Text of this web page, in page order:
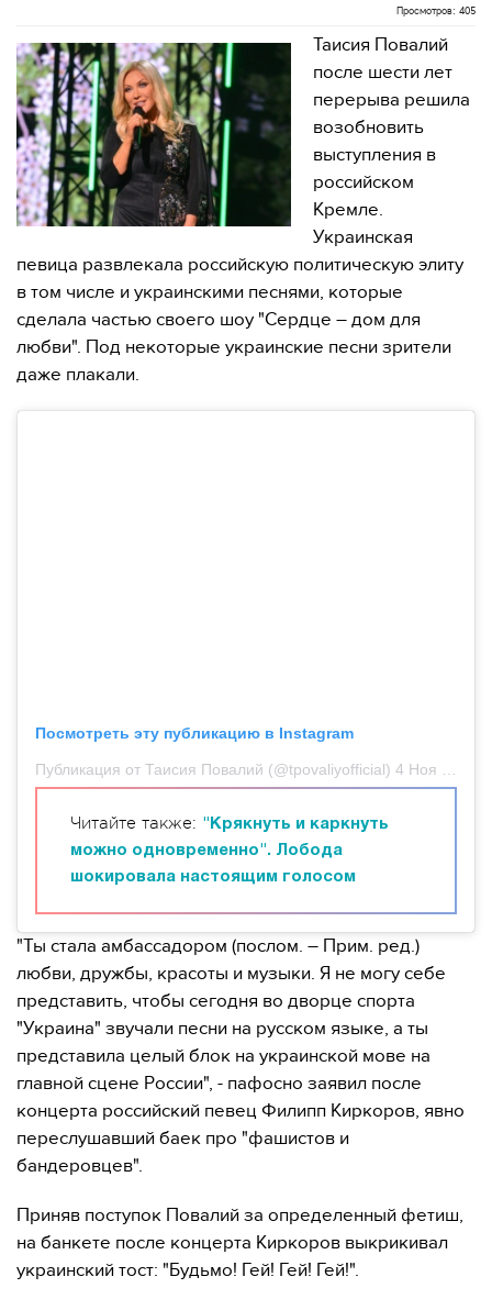
Просмотров: 405
Таисия Повалий
после шести лет
перерыва решила
возобновить
выступления в
российском
Кремле.
Украинская
певица развлекала российскую политическую элиту
в том числе и украинскими песнями, которые
сделала частью своего шоу "Сердце – дом для
любви". Под некоторые украинские песни зрители
даже плакали.
Посмотреть эту публикацию в Instagram
Публикация от Таисия Повалий (@tpovaliyofficial) 4 Ноя 2018 в 5:36 PST
Читайте также: "Крякнуть и каркнуть
можно одновременно". Лобода
шокировала настоящим голосом
"Ты стала амбассадором (послом. – Прим. ред.)
любви, дружбы, красоты и музыки. Я не могу себе
представить, чтобы сегодня во дворце спорта
"Украина" звучали песни на русском языке, а ты
представила целый блок на украинской мове на
главной сцене России", - пафосно заявил после
концерта российский певец Филипп Киркоров, явно
переслушавший баек про "фашистов и
бандеровцев".
Приняв поступок Повалий за определенный фетиш,
на банкете после концерта Киркоров выкрикивал
украинский тост: "Будьмо! Гей! Гей! Гей!".